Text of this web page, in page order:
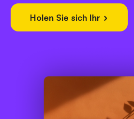
Holen Sie sich Ihr